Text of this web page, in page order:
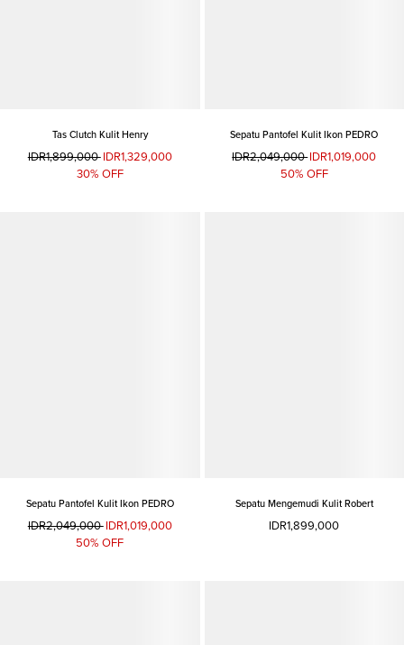
Tas Clutch Kulit Henry
IDR1,899,000 IDR1,329,000
30% OFF
Sepatu Pantofel Kulit Ikon PEDRO
IDR2,049,000IDR1,019,000
50% OFF
Sepatu Pantofel Kulit Ikon PEDRO
IDR2,049,000 IDR1,019,000
50% OFF
Sepatu Mengemudi Kulit Robert
IDR1,899,000